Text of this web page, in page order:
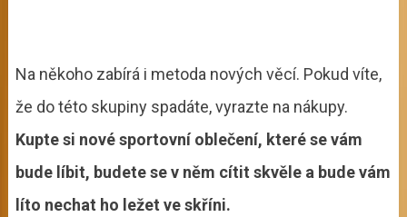
Na někoho zabírá i metoda nových věcí. Pokud víte,
že do této skupiny spadáte, vyrazte na nákupy.
Kupte si nové sportovní oblečení, které se vám
bude líbit, budete se v něm cítit skvěle a bude vám
líto nechat ho ležet ve skříni.